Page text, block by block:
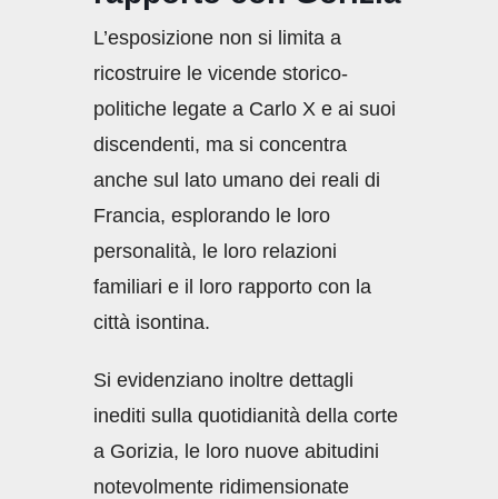
L’esposizione non si limita a
ricostruire le vicende storico-
politiche legate a Carlo X e ai suoi
discendenti, ma si concentra
anche sul lato umano dei reali di
Francia, esplorando le loro
personalità, le loro relazioni
familiari e il loro rapporto con la
città isontina.
Si evidenziano inoltre dettagli
inediti sulla quotidianità della corte
a Gorizia, le loro nuove abitudini
notevolmente ridimensionate